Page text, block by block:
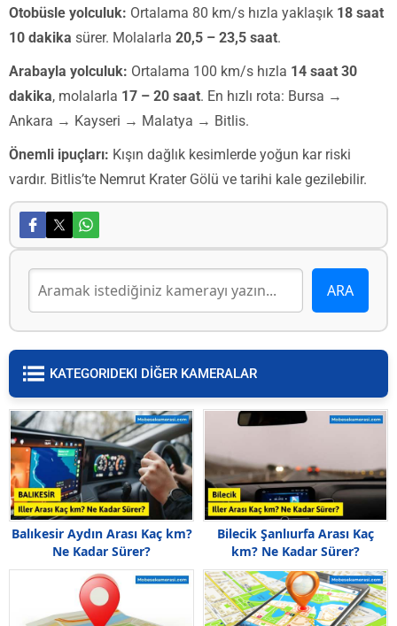
Otobüsle yolculuk: Ortalama 80 km/s hızla yaklaşık 18 saat
10 dakika sürer. Molalarla 20,5 – 23,5 saat.
Arabayla yolculuk: Ortalama 100 km/s hızla 14 saat 30
dakika, molalarla 17 – 20 saat. En hızlı rota: Bursa →
Ankara → Kayseri → Malatya → Bitlis.
Önemli ipuçları: Kışın dağlık kesimlerde yoğun kar riski
vardır. Bitlis’te Nemrut Krater Gölü ve tarihi kale gezilebilir.
KATEGORIDEKI DİĞER KAMERALAR
Balıkesir Aydın Arası Kaç km?
Ne Kadar Sürer?
Bilecik Şanlıurfa Arası Kaç
km? Ne Kadar Sürer?